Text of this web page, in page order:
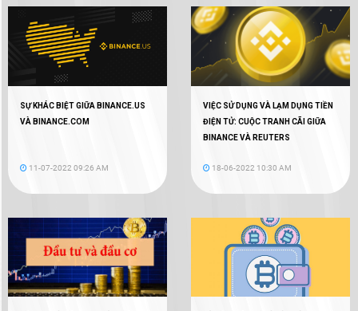
SỰ KHÁC BIỆT GIỮA BINANCE.US
VÀ BINANCE.COM
11-07-2022 09:26 AM
VIỆC SỬ DỤNG VÀ LẠM DỤNG TIỀN
ĐIỆN TỬ: CUỘC TRANH CÃI GIỮA
BINANCE VÀ REUTERS
18-06-2022 10:30 AM